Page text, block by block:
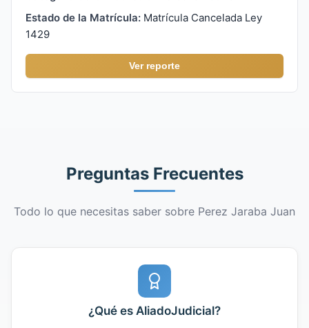
Estado de la Matrícula: Matrícula Cancelada Ley
1429
Ver reporte
Preguntas Frecuentes
Todo lo que necesitas saber sobre Perez Jaraba Juan
¿Qué es AliadoJudicial?